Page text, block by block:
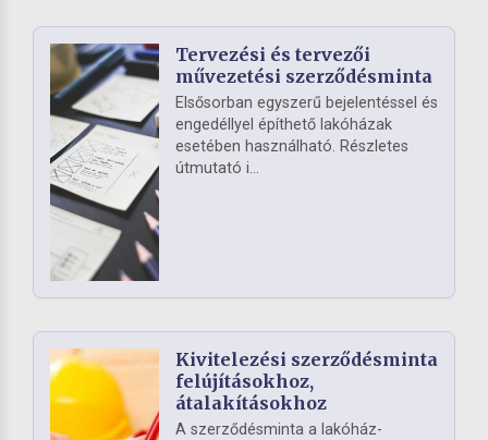
Tervezési és tervezői
művezetési szerződésminta
Elsősorban egyszerű bejelentéssel és
engedéllyel építhető lakóházak
esetében használható. Részletes
útmutató i...
Kivitelezési szerződésminta
felújításokhoz,
átalakításokhoz
A szerződésminta a lakóház-